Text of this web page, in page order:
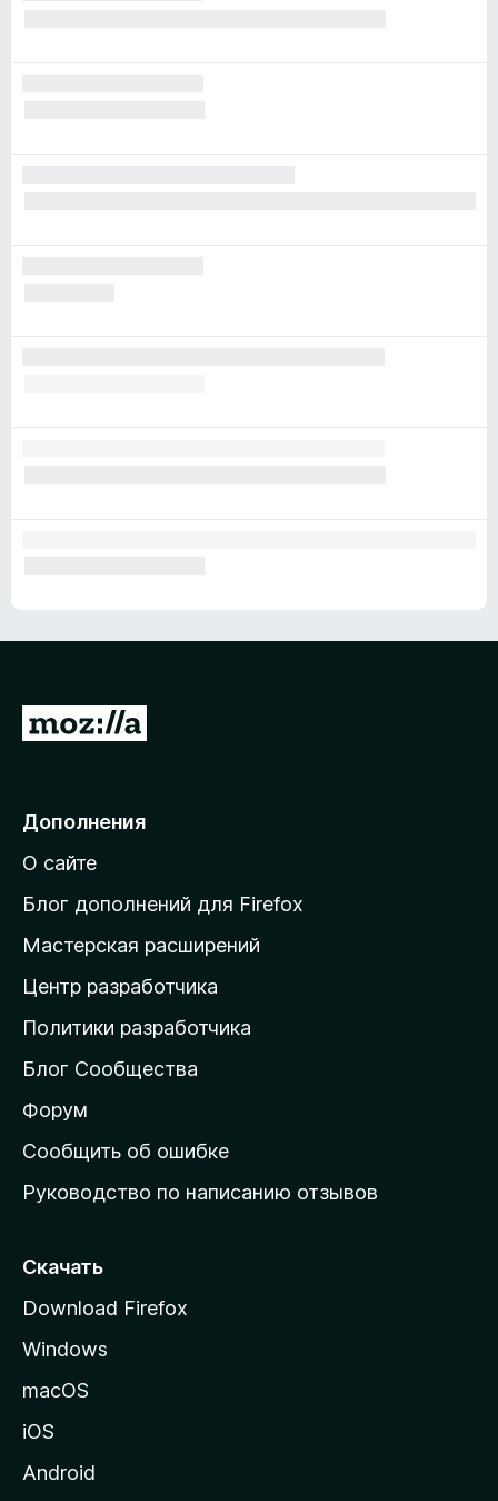
П
е
й
т
и
а
д
о
а
ш
н
ю
т
а
н
у
M
Дополнения
О сайте
Блог дополнений для Firefox
Мастерская расширений
Центр разработчика
Политики разработчика
Блог Сообщества
Форум
Сообщить об ошибке
Руководство по написанию отзывов
Скачать
Download Firefox
Windows
macOS
iOS
Android